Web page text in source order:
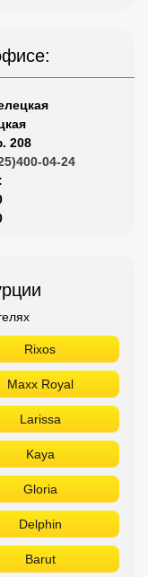
208
04-24
Rixos
Maxx Royal
Larissa
Kaya
Gloria
Delphin
Barut